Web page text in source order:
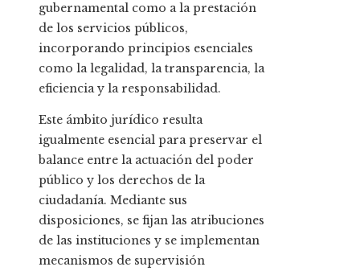
gubernamental como a la prestación
de los servicios públicos,
incorporando principios esenciales
como la legalidad, la transparencia, la
eficiencia y la responsabilidad.
Este ámbito jurídico resulta
igualmente esencial para preservar el
balance entre la actuación del poder
público y los derechos de la
ciudadanía. Mediante sus
disposiciones, se fijan las atribuciones
de las instituciones y se implementan
mecanismos de supervisión